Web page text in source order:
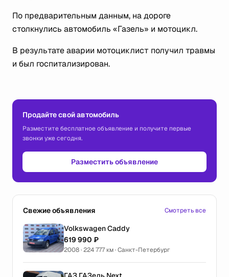
По предварительным данным, на дороге
столкнулись автомобиль «Газель» и мотоцикл.
В результате аварии мотоциклист получил травмы
и был госпитализирован.
Продайте свой автомобиль
Разместите бесплатное объявление и получите первые
звонки уже сегодня.
Разместить объявление
Свежие объявления Смотреть все
Volkswagen Caddy
619 990 ₽
2008 · 224 777 км · Санкт-Петербург